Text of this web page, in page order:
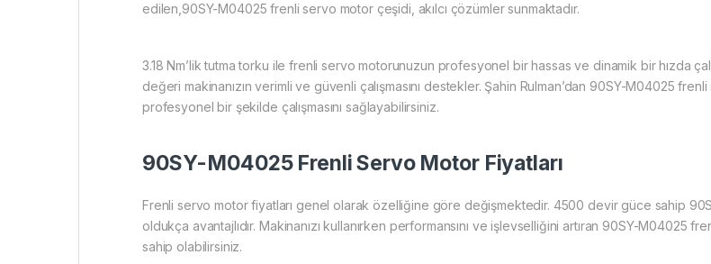
edilen,90SY-M04025 frenli servo motor çeşidi, akılcı çözümler sunmaktadır.
3.18 Nm’lik tutma torku ile frenli servo motorunuzun profesyonel bir hassas ve dinamik bir hızda
değeri makinanızın verimli ve güvenli çalışmasını destekler. Şahin Rulman’dan 90SY-M04025
profesyonel bir şekilde çalışmasını sağlayabilirsiniz.
90SY-M04025 Frenli Servo Motor Fiyatları
Frenli servo motor fiyatları genel olarak özelliğine göre değişmektedir. 4500 devir güce sahip
oldukça avantajlıdır. Makinanızı kullanırken performansını ve işlevselliğini artıran 90SY-
sahip olabilirsiniz.